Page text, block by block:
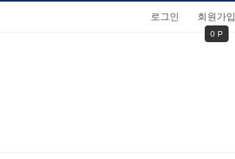
로그인 회원가입
0 P